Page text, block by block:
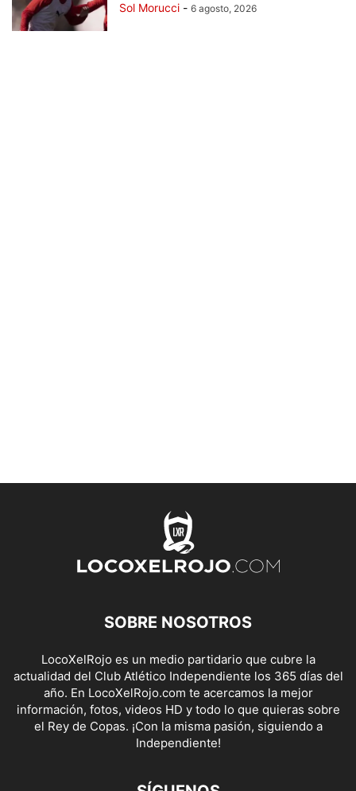
Sol Morucci - 6 agosto, 2026
SOBRE NOSOTROS
LocoXelRojo es un medio partidario que cubre la
actualidad del Club Atlético Independiente los 365 días del
año. En LocoXelRojo.com te acercamos la mejor
información, fotos, videos HD y todo lo que quieras sobre
el Rey de Copas. ¡Con la misma pasión, siguiendo a
Independiente!